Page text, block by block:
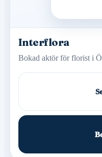
Interflora
Bokad aktör för florist i